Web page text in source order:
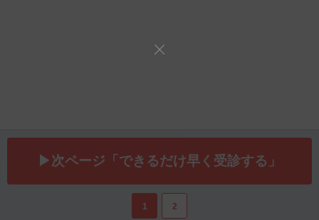
▶次ページ「できるだけ早く受診する」
1 2